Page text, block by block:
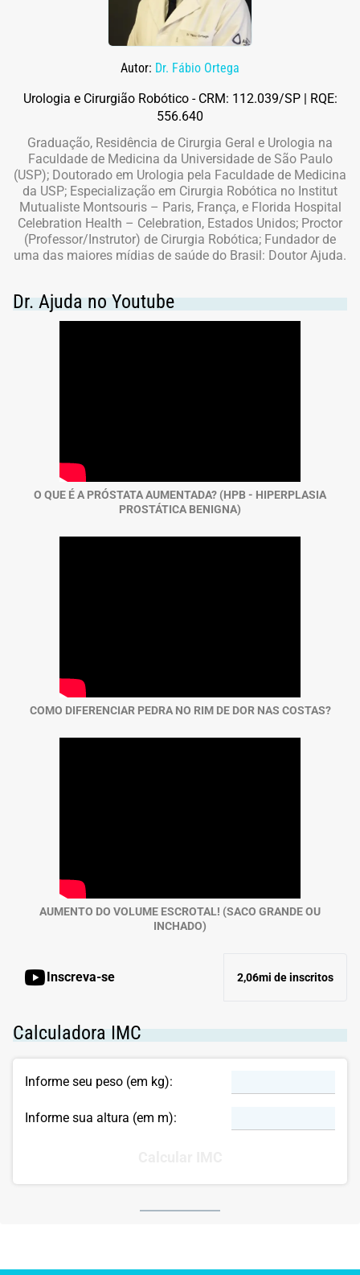
Autor: Dr. Fábio Ortega
Urologia e Cirurgião Robótico - CRM: 112.039/SP | RQE:
556.640
Graduação, Residência de Cirurgia Geral e Urologia na
Faculdade de Medicina da Universidade de São Paulo
(USP); Doutorado em Urologia pela Faculdade de Medicina
da USP; Especialização em Cirurgia Robótica no Institut
Mutualiste Montsouris – Paris, França, e Florida Hospital
Celebration Health – Celebration, Estados Unidos; Proctor
(Professor/Instrutor) de Cirurgia Robótica; Fundador de
uma das maiores mídias de saúde do Brasil: Doutor Ajuda.
Dr. Ajuda no Youtube
O QUE É A PRÓSTATA AUMENTADA? (HPB - HIPERPLASIA
PROSTÁTICA BENIGNA)
COMO DIFERENCIAR PEDRA NO RIM DE DOR NAS COSTAS?
AUMENTO DO VOLUME ESCROTAL! (SACO GRANDE OU
INCHADO)
Inscreva-se 2,06mi de inscritos
Calculadora IMC
Informe seu peso (em kg):
Informe sua altura (em m):